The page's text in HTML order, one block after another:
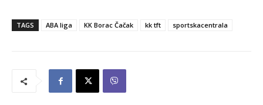
TAGS ABA liga KK Borac Čačak kk tft sportskacentrala